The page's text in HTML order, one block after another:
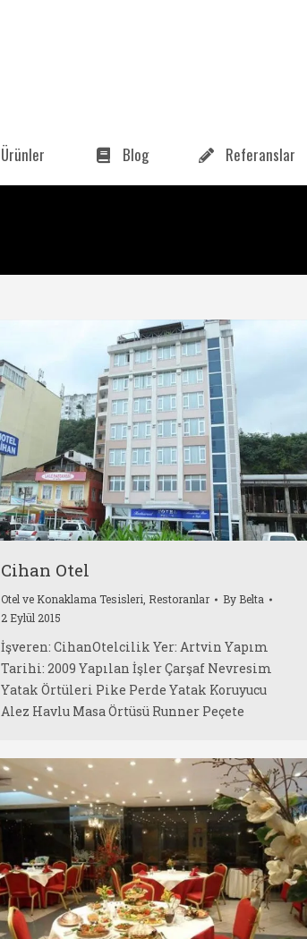
Ürünler Blog Referanslar
Cihan Otel
Otel ve Konaklama Tesisleri, Restoranlar By Belta
2 Eylül 2015
İşveren: CihanOtelcilik Yer: Artvin Yapım
Tarihi: 2009 Yapılan İşler Çarşaf Nevresim
Yatak Örtüleri Pike Perde Yatak Koruyucu
Alez Havlu Masa Örtüsü Runner Peçete